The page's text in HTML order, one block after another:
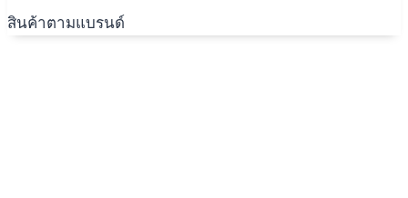
สินค้าตามแบรนด์